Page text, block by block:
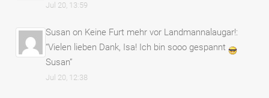
Jul 20, 13:59
Susan on Keine Furt mehr vor Landmannalaugar!:
“Vielen lieben Dank, Isa! Ich bin sooo gespannt
Susan”
Jul 20, 12:38